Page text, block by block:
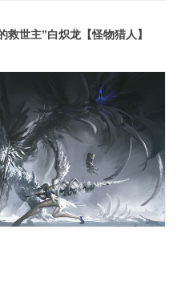
救世主”白炽龙【怪物猎人】